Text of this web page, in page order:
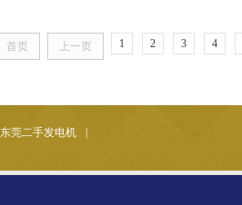
首页 上一页 1 2 3 4
东莞二手发电机